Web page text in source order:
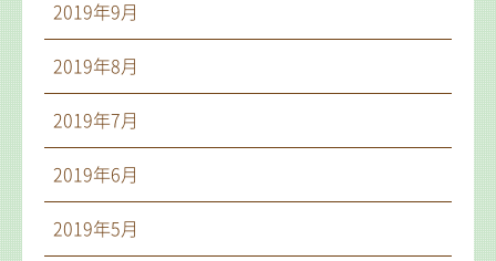
2019年9月
2019年8月
2019年7月
2019年6月
2019年5月